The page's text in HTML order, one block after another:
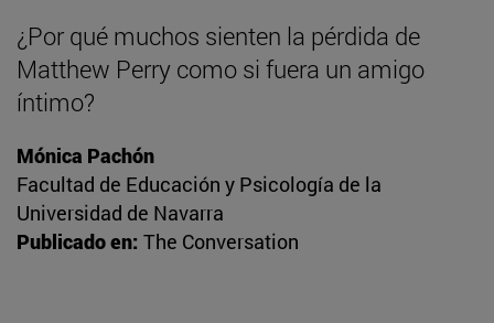
¿Por qué muchos sienten la pérdida de
Matthew Perry como si fuera un amigo
íntimo?
Mónica Pachón
Facultad de Educación y Psicología de la
Universidad de Navarra
Publicado en: The Conversation